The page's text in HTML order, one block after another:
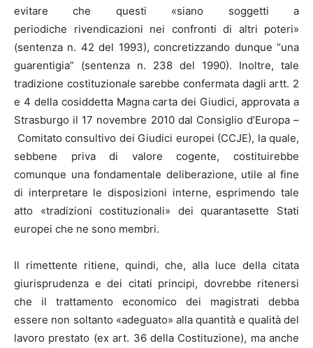
evitare che questi «siano soggetti a
periodiche rivendicazioni nei confronti di altri poteri»
(sentenza n. 42 del 1993), concretizzando dunque “una
guarentigia” (sentenza n. 238 del 1990). Inoltre, tale
tradizione costituzionale sarebbe confermata dagli artt. 2
e 4 della cosiddetta Magna carta dei Giudici, approvata a
Strasburgo il 17 novembre 2010 dal Consiglio d’Europa –
Comitato consultivo dei Giudici europei (CCJE), la quale,
sebbene priva di valore cogente, costituirebbe
comunque una fondamentale deliberazione, utile al fine
di interpretare le disposizioni interne, esprimendo tale
atto «tradizioni costituzionali» dei quarantasette Stati
europei che ne sono membri.
Il rimettente ritiene, quindi, che, alla luce della citata
giurisprudenza e dei citati principi, dovrebbe ritenersi
che il trattamento economico dei magistrati debba
essere non soltanto «adeguato» alla quantità e qualità del
lavoro prestato (ex art. 36 della Costituzione), ma anche